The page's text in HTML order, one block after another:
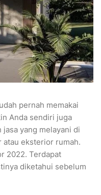
pernah memakai
Anda sendiri juga
yang melayani di
atau eksterior rumah.
2022. Terdapat
diketahui sebelum